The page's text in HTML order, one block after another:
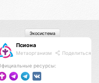
Псиона
Метаорганизм Поделиться
ресурсы:
Экосистема